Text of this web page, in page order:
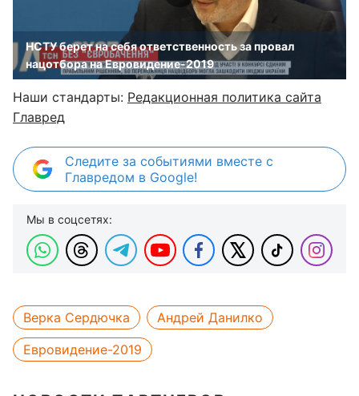
НСТУ берет на себя ответственность за провал
нацотбора на Евровидение-2019
Наши стандарты: Редакционная политика сайта
Главред
Следите за событиями вместе с
Главредом в Google!
Мы в соцсетях:
Верка Сердючка
Андрей Данилко
Евровидение-2019